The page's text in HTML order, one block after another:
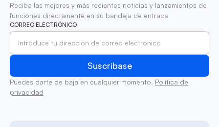
Reciba las mejores y más recientes noticias y lanzamientos de
funciones directamente en su bandeja de entrada
CORREO ELECTRÓNICO
Puedes darte de baja en cualquier momento. Política de
privacidad